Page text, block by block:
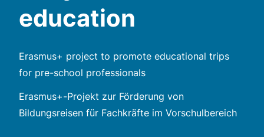
education
Erasmus+ project to promote educational trips
for pre-school professionals
Erasmus+-Projekt zur Förderung von
Bildungsreisen für Fachkräfte im Vorschulbereich